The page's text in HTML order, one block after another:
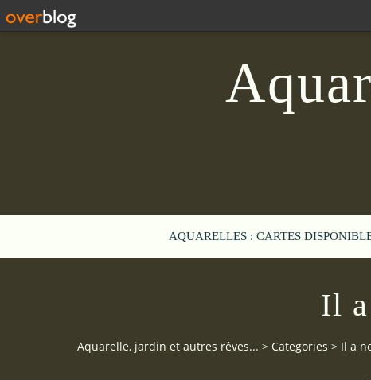
AQUARELLES : CARTES
Il
Aquarelle, jardin et autres rêves... > Categories > Il a